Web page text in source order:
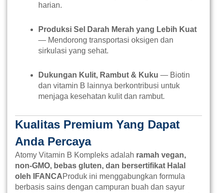
harian.
Produksi Sel Darah Merah yang Lebih Kuat
— Mendorong transportasi oksigen dan
sirkulasi yang sehat.
Dukungan Kulit, Rambut & Kuku — Biotin
dan vitamin B lainnya berkontribusi untuk
menjaga kesehatan kulit dan rambut.
Kualitas Premium Yang Dapat
Anda Percaya
Atomy Vitamin B Kompleks adalah ramah vegan,
non-GMO, bebas gluten, dan bersertifikat Halal
oleh IFANCAProduk ini menggabungkan formula
berbasis sains dengan campuran buah dan sayur